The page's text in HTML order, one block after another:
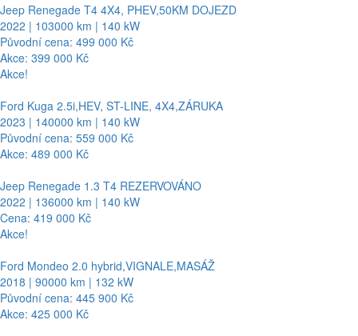
Jeep Renegade T4 4X4, PHEV,50KM DOJEZD
2022 | 103000 km | 140 kW
Původní cena: 499 000 Kč
Akce: 399 000 Kč
Akce!
Ford Kuga 2.5i,HEV, ST-LINE, 4X4,ZÁRUKA
2023 | 140000 km | 140 kW
Původní cena: 559 000 Kč
Akce: 489 000 Kč
Jeep Renegade 1.3 T4 REZERVOVÁNO
2022 | 136000 km | 140 kW
Cena: 419 000 Kč
Akce!
Ford Mondeo 2.0 hybrid,VIGNALE,MASÁŽ
2018 | 90000 km | 132 kW
Původní cena: 445 900 Kč
Akce: 425 000 Kč